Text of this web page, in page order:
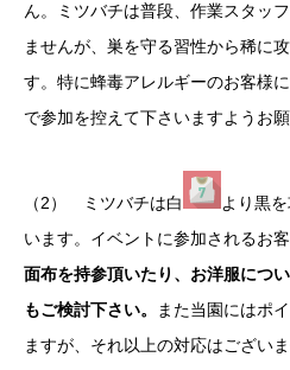
ん。ミツバチは普段、作業スタッ
ませんが、巣を守る習性から稀に
す。特に蜂毒アレルギーのお客様
で参加を控えて下さいますようお願
（2） ミツバチは白
より黒
います。イベントに参加されるお客
面布を持参頂いたり、お洋服につ
もご検討下さい。
また当園にはポ
ますが、それ以上の対応はござい